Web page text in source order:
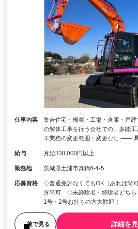
仕事内容
集合住宅・橋梁・工場・倉庫・戸
の解体工事を行う会社での、多能工
※業務の変更範囲：変更なし ――
給与 月給330,000円以上
勤務地 茨城県土浦市真鍋6-4-5
応募資格
◇普通免許なくてもOK（あれば
方尚可 ◇未経験者・経験者どち
1号・2号お持ちの方大歓迎！
後で見る 詳細を